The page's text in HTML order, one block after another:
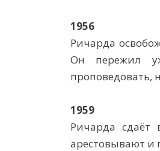
1956
Ричарда
Он пережил
проповедовать,
1959
Ричарда сдаёт
арестовывают и